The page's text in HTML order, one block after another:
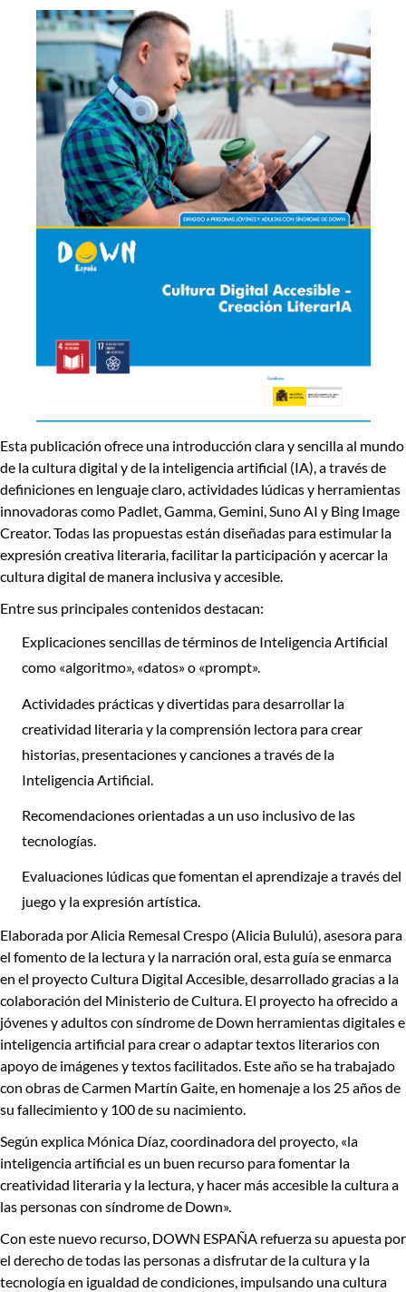
Esta publicación ofrece una introducción clara y sencilla al mundo
de la cultura digital y de la inteligencia artificial (IA), a través de
definiciones en lenguaje claro, actividades lúdicas y herramientas
innovadoras como Padlet, Gamma, Gemini, Suno AI y Bing Image
Creator. Todas las propuestas están diseñadas para estimular la
expresión creativa literaria, facilitar la participación yacercar la
cultura digital de manera inclusiva y accesible.
Entre sus principales contenidos destacan:
Explicaciones sencillasde términos de Inteligencia Artificial
como «algoritmo», «datos» o «prompt».
Actividades prácticas y divertidas para desarrollar la
creatividad literaria y la comprensión lectora para crear
historias, presentaciones y canciones a través de la
Inteligencia Artificial.
Recomendacionesorientadas a un uso inclusivo de las
tecnologías.
Evaluaciones lúdicasque fomentan el aprendizaje a través del
juego y la expresión artística.
Elaborada porAlicia Remesal Crespo (Alicia Bululú), asesora para
el fomento de la lectura y la narración oral, esta guía se enmarca
en el proyectoCultura Digital Accesible, desarrollado gracias a la
colaboración del Ministerio de Cultura. El proyecto ha ofrecido a
jóvenes y adultos con síndrome de Down herramientas digitales e
inteligencia artificial para crear o adaptar textos literarios con
apoyo de imágenes y textos facilitados. Este año se ha trabajado
con obras deCarmen Martín Gaite, en homenaje a los 25 años de
su fallecimiento y 100 de su nacimiento.
Según explica Mónica Díaz, coordinadora del proyecto, «la
inteligencia artificial es un buen recurso para fomentar la
creatividad literaria y la lectura, y hacer más accesible la cultura a
las personas con síndrome de Down».
Con este nuevo recurso, DOWN ESPAÑA refuerza su apuesta por
el derecho de todas las personas a disfrutar de la cultura y la
tecnología en igualdad de condiciones, impulsando una cultura